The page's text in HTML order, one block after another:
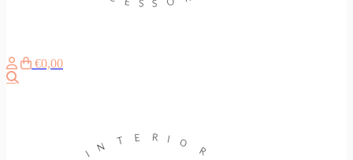
€0,00